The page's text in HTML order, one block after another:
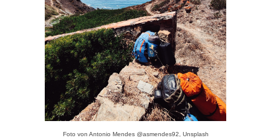
Foto von Antonio Mendes @asmendes92, Unsplash